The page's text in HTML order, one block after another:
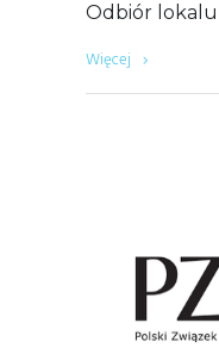
Odbiór lokalu
Więcej